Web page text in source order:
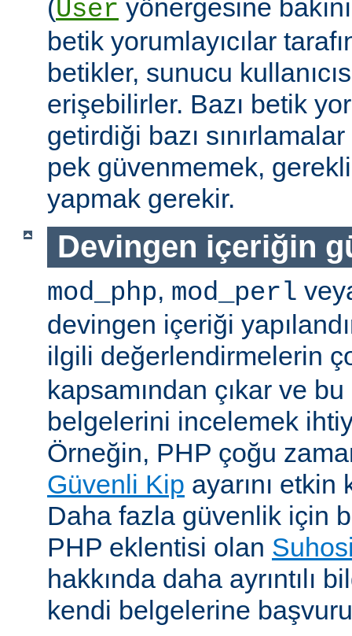
(User yönergesine
betik yorumlayıcılar
betikler, sunucu
erişebilirler. Bazı betik
getirdiği bazı
pek güvenmemek,
yapmak gerekir.
Devingen içeriğin
mod_php, mod_perl
devingen içeriği
ilgili değerlendirmelerin
kapsamından çıkar ve
belgelerini incelemek
Örneğin, PHP çoğu
Güvenli Kip ayarını etkin
Daha fazla güvenlik için
PHP eklentisi olan
hakkında daha ayrıntılı
kendi belgelerine